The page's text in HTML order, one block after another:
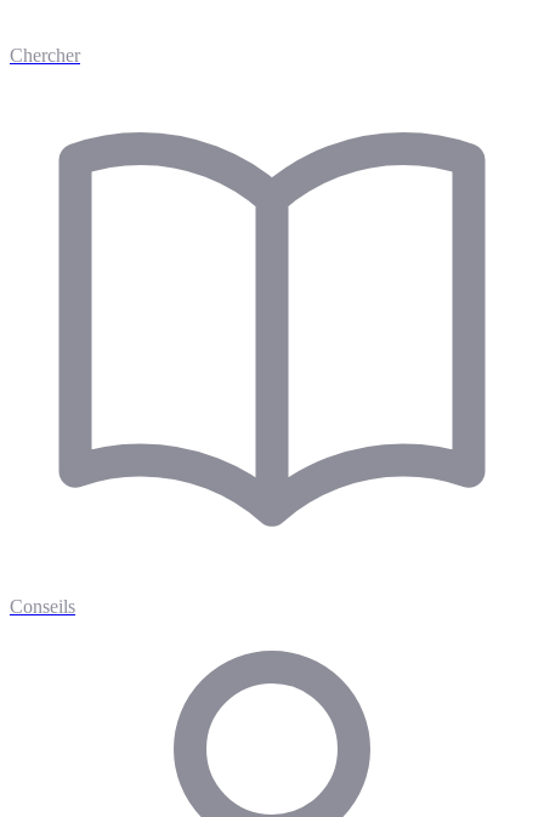
Chercher
Conseils